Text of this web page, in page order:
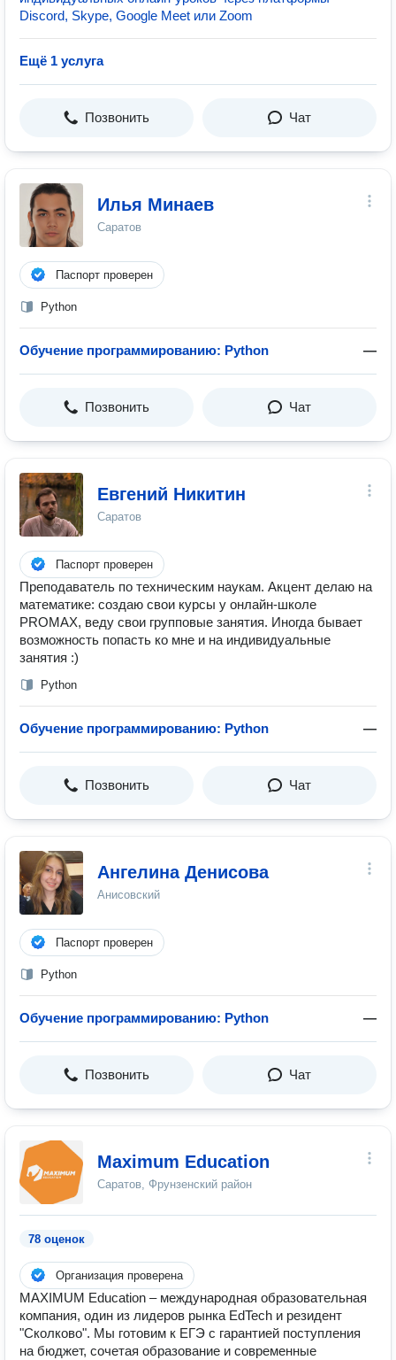
Discord, Skype, Google Meet или Zoom
Ещё 1 услуга
Позвонить Чат
Илья Минаев
Саратов
Паспорт проверен
Python
Обучение программированию: Python —
Позвонить Чат
Евгений Никитин
Саратов
Паспорт проверен
Преподаватель по техническим наукам. Акцент делаю на
математике: создаю свои курсы у онлайн-школе
PROMAX, веду свои групповые занятия. Иногда бывает
возможность попасть ко мне и на индивидуальные
занятия :)
Python
Обучение программированию: Python —
Позвонить Чат
Ангелина Денисова
Анисовский
Паспорт проверен
Python
Обучение программированию: Python —
Позвонить Чат
Maximum Education
Саратов, Фрунзенский район
78 оценок
Организация проверена
MAXIMUM Education – международная образовательная
компания, один из лидеров рынка EdTech и резидент
"Сколково". Мы готовим к ЕГЭ с гарантией поступления
на бюджет, сочетая образование и современные